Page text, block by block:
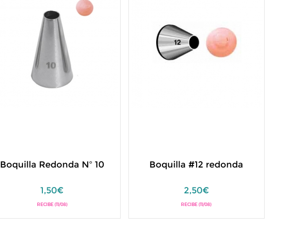
Boquilla Redonda Nº 10
1,50€
RECIBE (11/08)
Boquilla #12 redonda
2,50€
RECIBE (11/08)